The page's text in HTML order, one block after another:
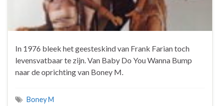
In 1976 bleek het geesteskind van Frank Farian toch
levensvatbaar te zijn. Van Baby Do You Wanna Bump
naar de oprichting van Boney M.
Boney M